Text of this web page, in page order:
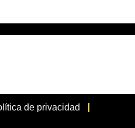
de privacidad